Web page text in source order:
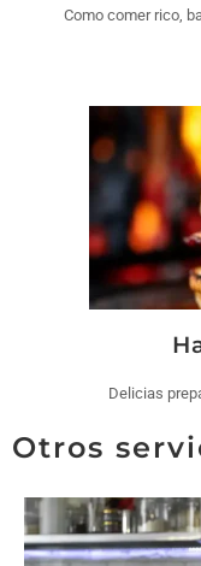
Como comer rico,
Delicias
Otros